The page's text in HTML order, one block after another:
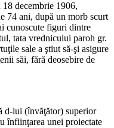
decembrie 1906,
74 ani, după un morb scurt
cunoscute figuri dintre
tata vrednicului paroh gr.
sale a ştiut să-şi asigure
săi, fără deosebire de
d-lui (învăţător) superior
înfiinţarea unei proiectate